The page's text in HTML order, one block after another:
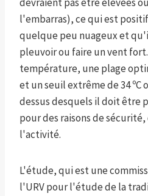
l'embarras), ce qui est
quelque peu nuageux et
pleuvoir ou faire un vent
température, une plage
et un seuil extrême de 34 ºC
dessus desquels il doit être
pour des raisons de
l'activité.
L'étude, qui est une
l'URV pour l'étude de la